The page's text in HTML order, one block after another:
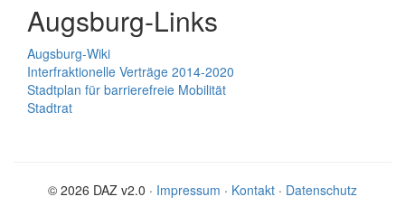
Augsburg-Links
Augsburg-Wiki
Interfraktionelle Verträge 2014-2020
Stadtplan für barrierefreie Mobilität
Stadtrat
© 2026 DAZ v2.0 · Impressum · Kontakt · Datenschutz